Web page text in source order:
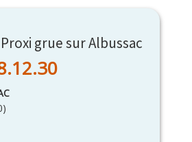
grue sur Albussac
)